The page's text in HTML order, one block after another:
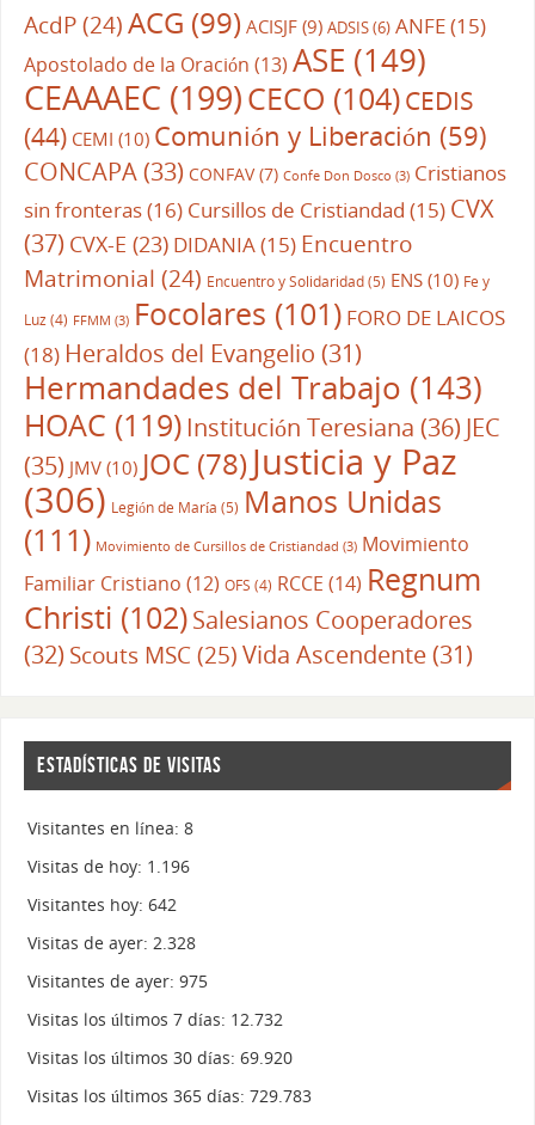
AcdP(24) ACG (99) ACISJF(9) ADSIS(6) ANFE(15)
Apostolado de la Oración (13) ASE (149)
CEAAAEC (199)CECO (104)CEDIS
(44) CEMI (10) Comunión y Liberación (59)
CONCAPA(33) CONFAV(7) Confe Don Dosco (3) Cristianos
sin fronteras(16) Cursillos de Cristiandad (15) CVX
(37) CVX-E (23) DIDANIA(15) Encuentro
Matrimonial (24) Encuentro y Solidaridad(5) ENS(10) Fe y
Luz (4) FFMM (3) Focolares (101) FORO DE LAICOS
(18) Heraldos del Evangelio (31)
Hermandades del Trabajo (143)
HOAC (119) Institución Teresiana (36) JEC
(35) JMV(10) JOC(78)Justicia y Paz
(306) Legión de María (5) Manos Unidas
(111) Movimiento de Cursillos de Cristiandad (3) Movimiento
Familiar Cristiano (12) OFS (4) RCCE (14) Regnum
Christi (102)Salesianos Cooperadores
(32) Scouts MSC(25) Vida Ascendente(31)
ESTADÍSTICAS DE VISITAS
Visitantes en línea: 8
Visitas de hoy: 1.196
Visitantes hoy: 642
Visitas de ayer: 2.328
Visitantes de ayer: 975
Visitas los últimos 7 días: 12.732
Visitas los últimos 30 días: 69.920
Visitas los últimos 365 días: 729.783